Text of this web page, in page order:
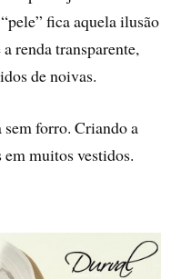
fica aquela ilusão
renda transparente,
de noivas.
sem forro. Criando a
muitos vestidos.